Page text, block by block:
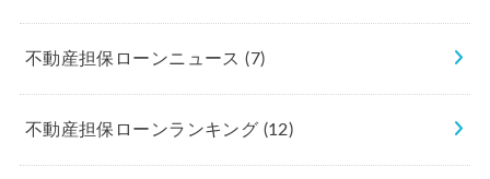
不動産担保ローンニュース(7)
不動産担保ローンランキング (12)